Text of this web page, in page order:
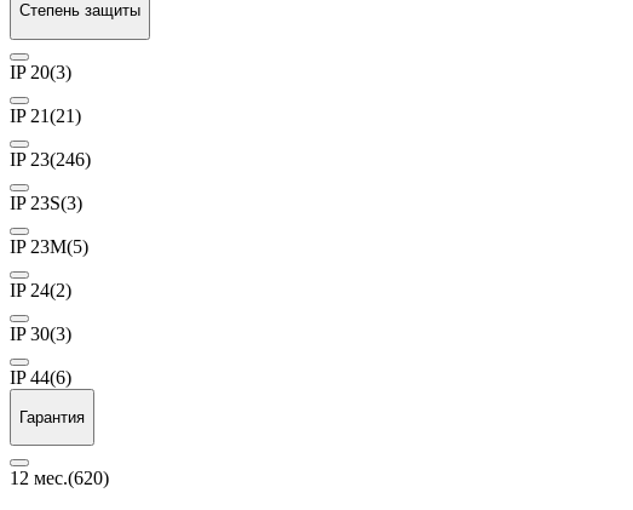
Степень защиты
IP 20(3)
IP 21(21)
IP 23(246)
IP 23S(3)
IP 23М(5)
IP 24(2)
IP 30(3)
IP 44(6)
Гарантия
12 мес.(620)